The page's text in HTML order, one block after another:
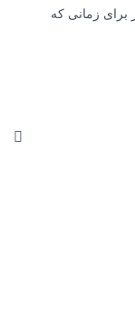
برای زمانی که